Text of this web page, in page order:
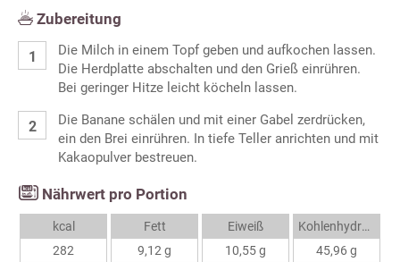
Zubereitung
Die Milch in einem Topf geben und aufkochen lassen.
Die Herdplatte abschalten und den Grieß einrühren.
Bei geringer Hitze leicht köcheln lassen.
Die Banane schälen und mit einer Gabel zerdrücken,
ein den Brei einrühren. In tiefe Teller anrichten und mit
Kakaopulver bestreuen.
Nährwert pro Portion
kcal
282
Fett
9,12 g
Eiweiß
10,55 g
Kohlenhydrate
45,96 g